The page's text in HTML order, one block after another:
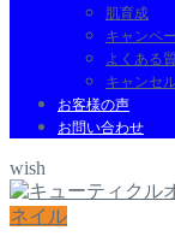
肌育成
キャンペ
よくある
キャンセ
お客様の声
お問い合わせ
wish
ネイル